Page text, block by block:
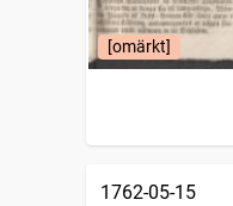
[omärkt]
1762-05-15